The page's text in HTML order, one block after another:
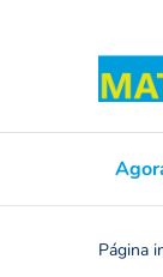
Página